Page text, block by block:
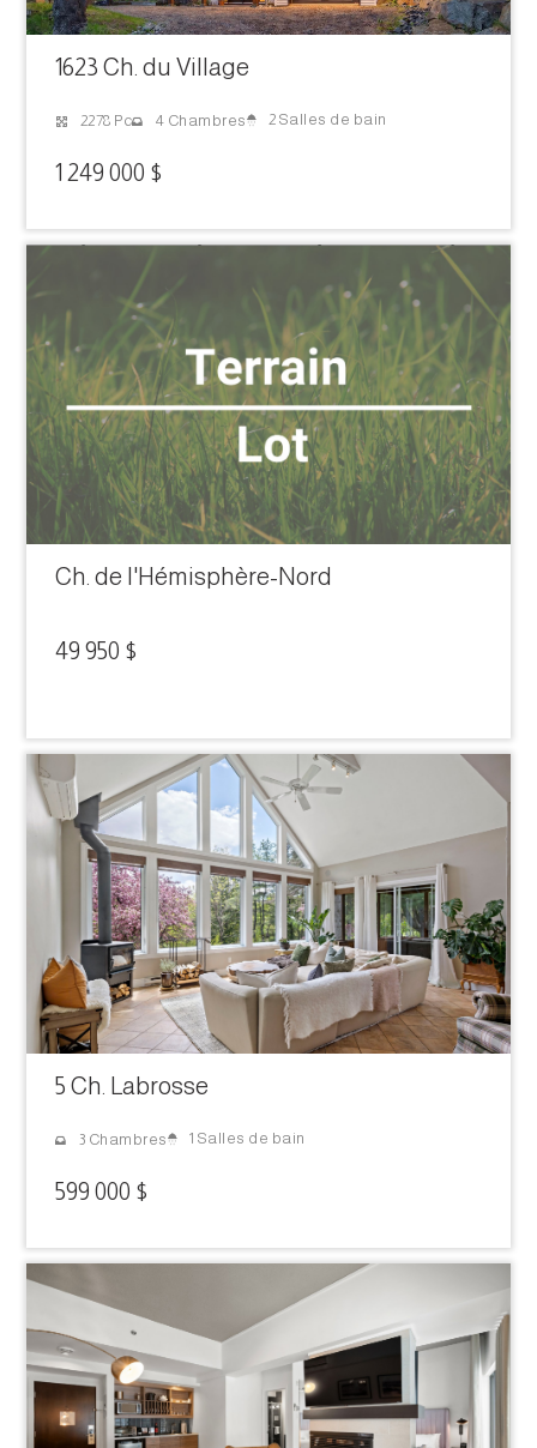
1623 Ch. du Village
2278 Pc 4 Chambres 2 Salles de bain
1 249 000 $
Ch. de l'Hémisphère-Nord
49 950 $
5 Ch. Labrosse
3 Chambres 1 Salles de bain
599 000 $